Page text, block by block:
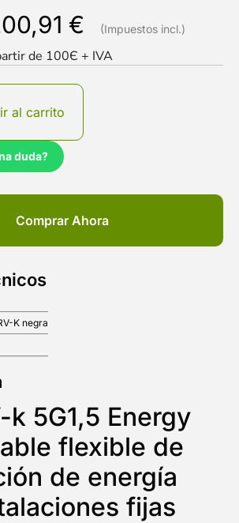
€
de 100Є + IVA
al carrito
duda?
Comprar Ahora
K negra
k 5G1,5 Energy
flexible de
de energía
fijas